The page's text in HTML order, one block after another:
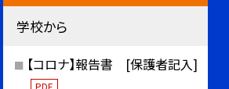
学校から
【コロナ】報告書 [保護者記入]